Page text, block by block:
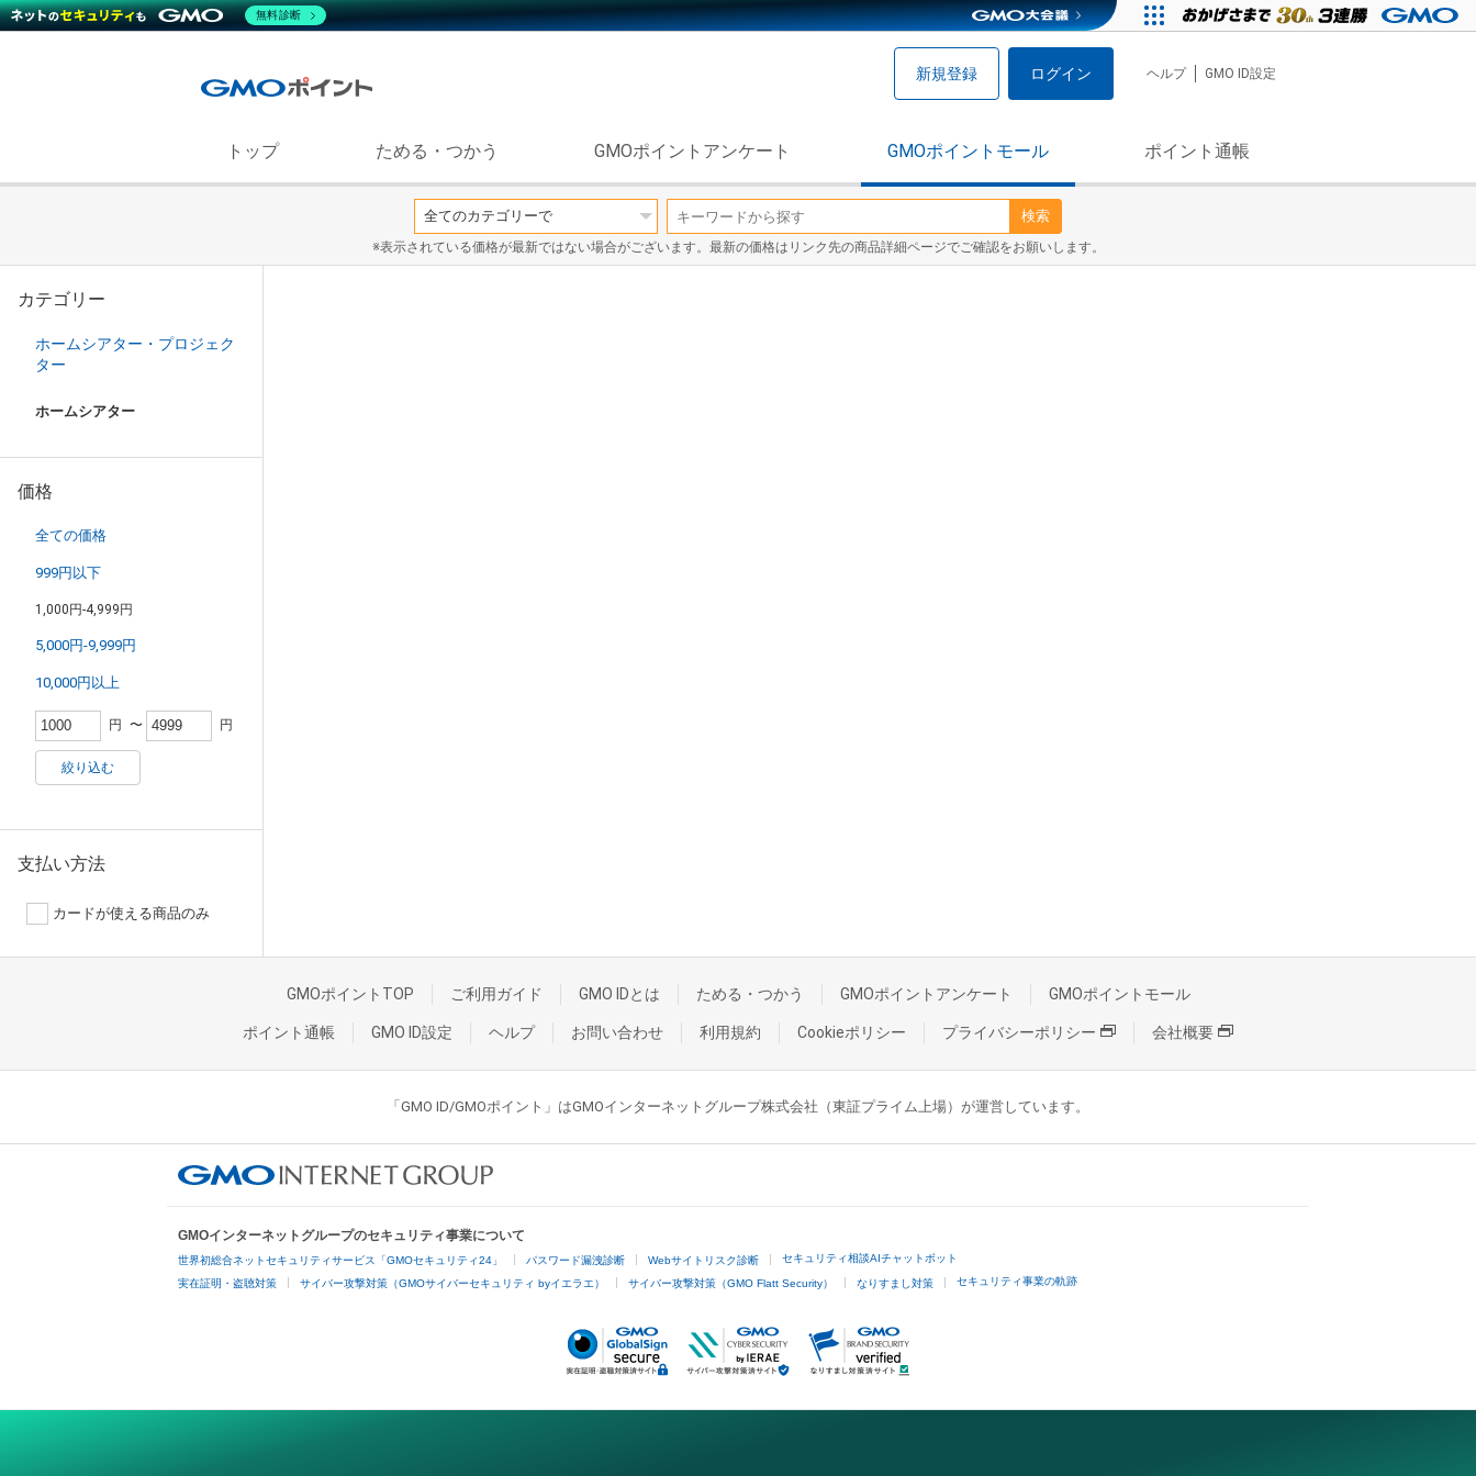
新規登録 ログイン ヘルプ GMO ID設定
トップ ためる・つかう GMOポイントアンケート GMOポイントモール ポイント通帳
検索
※表示されている価格が最新ではない場合がございます。最新の価格はリンク先の商品詳細ページでご確認をお願いします。
カテゴリー
ホームシアター・プロジェク
ター
ホームシアター
価格
全ての価格
999円以下
1,000円-4,999円
5,000円-9,999円
10,000円以上
円 〜 円
絞り込む
支払い方法
カードが使える商品のみ
GMOポイントTOP ご利用ガイド GMO IDとは ためる・つかう GMOポイントアンケート GMOポイントモール
ポイント通帳 GMO ID設定 ヘルプ お問い合わせ 利用規約 Cookieポリシー プライバシーポリシー 会社概要
「GMO ID/GMOポイント」はGMOインターネットグループ株式会社（東証プライム上場）が運営しています。
GMOインターネットグループのセキュリティ事業について
世界初総合ネットセキュリティサービス「GMOセキュリティ24」 パスワード漏洩診断 Webサイトリスク診断 セキュリティ相談AIチャットボット
実在証明・盗聴対策 サイバー攻撃対策（GMOサイバーセキュリティ byイエラエ） サイバー攻撃対策（GMO Flatt Security） なりすまし対策 セキュリティ事業の軌跡
無料診断